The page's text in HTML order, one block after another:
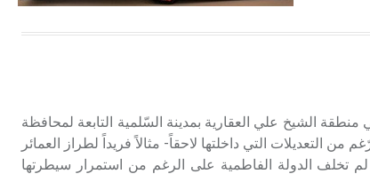
الإنكليزية أب
هذا المشهد على العقار 127 في منطقة الشيخ علي العقارية بمدينة السّلمية التابعة لمحافظة
من التعديلات التي داخلتها لاحقاً- مثالاً فريداً لطراز العمائر
لم تخلف الدولة الفاطمية على الرغم من استمرار سيطرتها